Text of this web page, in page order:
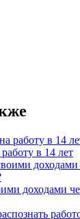
в 14 лет
доходами